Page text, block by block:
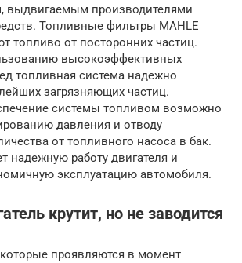
выдвигаемым производителями
Топливные фильтры MAHLE
топливо от посторонних частиц.
высокоэффективных
топливная система надежно
загрязняющих частиц.
системы топливом возможно
давления и отводу
от топливного насоса в бак.
надежную работу двигателя и
эксплуатацию автомобиля.
крутит, но не заводится
проявляются в момент